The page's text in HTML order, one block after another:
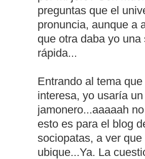
preguntas que el
pronuncia, aunque a
que otra daba yo una
rápida...
Entrando al tema
interesa, yo usaría
jamonero...aaaaah
esto es para el blog
sociopatas, a ver que
ubique...Ya. La